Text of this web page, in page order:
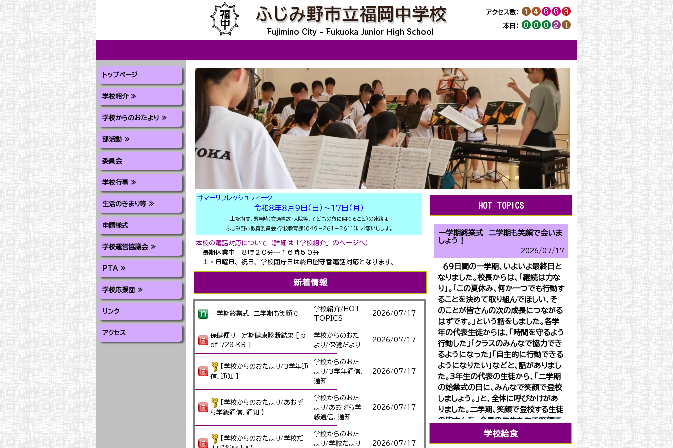
アクセス数：
本日：
Fujimino City - Fukuoka Junior High School
トップページ
学校紹介 ≫
学校からのおたより ≫
部活動 ≫
委員会
学校行事 ≫
生活のきまり等 ≫
申請様式
学校運営協議会 ≫
PTA ≫
学校応援団 ≫
リンク
アクセス
新着情報
一学期終業式 二学期も笑顔で会いましょう！
学校紹介/HOT
TOPICS
2026/07/17
保健便り 定期健康診断結果 [ p
df 728 KB ]
学校からのおた
より/保健だより
2026/07/17
【学校からのおたより/３学年通
信、通知 】
学校からのおた
より/３学年通信、
通知
2026/07/17
【学校からのおたより/あおぞ
ら学級通信、通知 】
学校からのおた
より/あおぞら学
級通信、通知
2026/07/17
【学校からのおたより/学校だ
学校からのおた
より/学校だより
2026/07/17
HOT TOPICS
一学期終業式 二学期も笑顔で会いま
しょう！
2026/07/17
６９日間の一学期、いよいよ最終日と
なりました。校長からは、「継続は力な
り」。「この夏休み、何か一つでも行動す
ることを決めて取り組んでほしい、そ
のことが皆さんの次の成長につながる
はずです。」という話をしました。各学
年の代表生徒からは、「時間を守るよう
行動した」「クラスのみんなで協力でき
るようになった」「自主的に行動できる
ようになりたい」などと、話がありまし
た。3年生の代表の生徒から、「二学期
の始業式の日に、みんなで笑顔で登校
しましょう。」と、全体に呼びかけがあ
りました。二学期、笑顔で登校する生徒
の皆さんを、全員の先生たちで笑顔で
出迎えたいと思います。長い休みとな
りますが、どうか健康と安全には留意
サマーリフレッシュウィーク
令和８年８月９日（日）～１７日（月）
上記期間、緊急時（交通事故・入院等、子どもの命に関わること）の連絡は
ふじみ野市教育委員会・学校教育課（０４９－２６１－２６１１)にお願いします。
本校の電話対応について（詳細は「学校紹介」のページへ）
長期休業中 ８時２０分～１６時５０分
土・日曜日、祝日、学校閉庁日は終日留守番電話対応となります。
学校給食